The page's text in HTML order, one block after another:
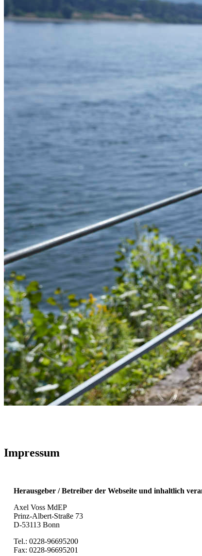
Impressum
Her­aus­ge­ber / Betrei­ber der Web­sei­te und inhalt­lich
Axel Voss MdEP
Prinz-Albert-Stra­ße 73
D-53113 Bonn
Tel.: 0228-96695200
Fax: 0228-96695201